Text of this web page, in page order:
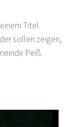
Titel
sollen zeigen,
Peiß